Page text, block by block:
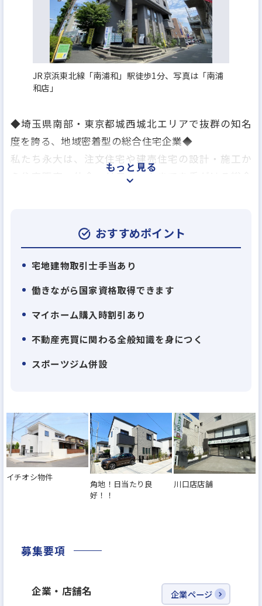
JR京浜東北線「南浦和」駅徒歩1分、写真は「南浦
和店」
◆埼玉県南部・東京都城西城北エリアで抜群の知名
度を誇る、地域密着型の総合住宅企業◆
私たち永大は、注文住宅や建売住宅の設計・施工か
ら住宅販売・仲介・リフォームまでを手がける総合
る事業を展開してきました。お客様が住宅を購入さ
れる際から、住み替え、そしてリフォームに至るま
で、親御様からお子様へと世代を超えてご利用いただ
今後も「お客様第一主義」を行動指針として、埼玉
県南部、東京都城北城西エリアを中心に、地域を知
り尽くした企業ならではの視点と、住まいに対する
会社を目指してまいります。
もっと見る
おすすめポイント
宅地建物取引士手当あり
働きながら国家資格取得できます
マイホーム購入時割引あり
不動産売買に関わる全般知識を身につく
スポーツジム併設
イチオシ物件
角地！日当たり良
好！！
川口店店舗
募集要項
企業・店舗名 企業ページ